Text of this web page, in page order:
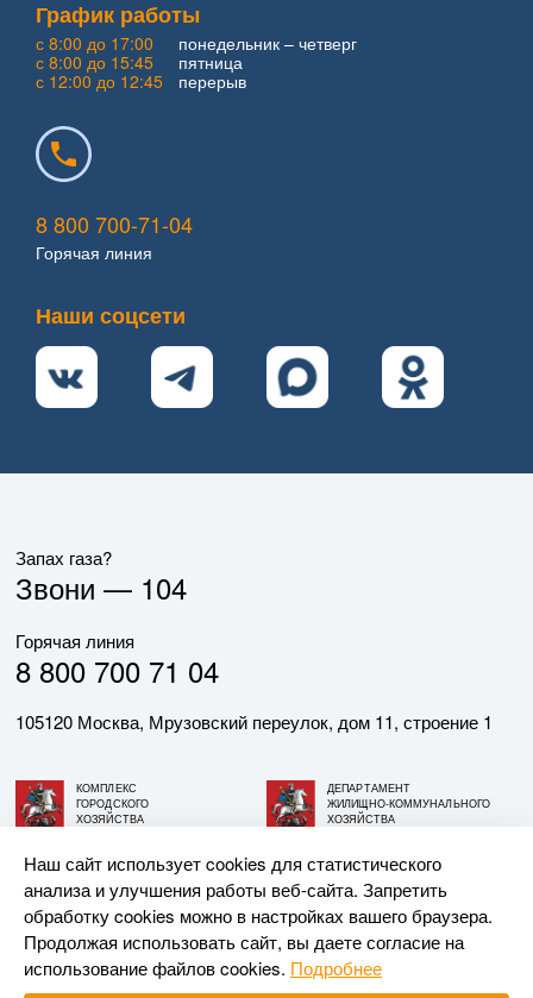
График работы
с 8:00 до 17:00
понедельник – четверг
с 8:00 до 15:45
пятница
с 12:00 до 12:45
перерыв
8 800 700-71-04
Горячая линия
Наши соцсети
Запах газа?
Звони — 104
Горячая линия
8 800 700 71 04
105120 Москва, Мрузовский переулок, дом 11, строение 1
КОМПЛЕКС
ГОРОДСКОГО
ХОЗЯЙСТВА
ДЕПАРТАМЕНТ
ЖИЛИЩНО-КОММУНАЛЬНОГО
ХОЗЯЙСТВА
© АО «МОСГАЗ», 2026. При использовании материалов
ссылка на сайт обязательна.
Разработка и поддержка —Upriver
Наш сайт использует cookies для статистического
анализа и улучшения работы веб-сайта. Запретить
обработку cookies можно в настройках вашего браузера.
Продолжая использовать сайт, вы даете согласие на
использование файлов cookies. Подробнее